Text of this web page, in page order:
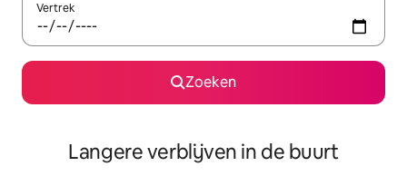
Vertrek
Zoeken
Langere verblijven in de buurt